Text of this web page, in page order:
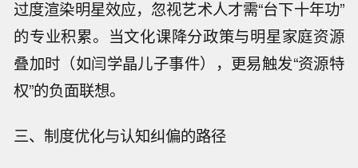
过度渲染明星效应，忽视艺术人才需“台下十年功”
的专业积累。当文化课降分政策与明星家庭资源
叠加时（如闫学晶儿子事件），更易触发“资源特
权”的负面联想。
三、制度优化与认知纠偏的路径